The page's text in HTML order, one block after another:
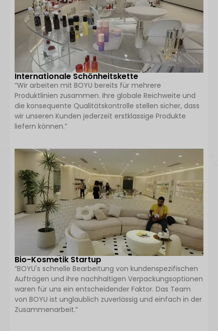
Internationale Schönheitskette
“Wir arbeiten mit BOYU bereits für mehrere
Produktlinien zusammen. Ihre globale Reichweite und
die konsequente Qualitätskontrolle stellen sicher, dass
wir unseren Kunden jederzeit erstklassige Produkte
liefern können.”
Bio-Kosmetik Startup
“BOYU's schnelle Bearbeitung von kundenspezifischen
Aufträgen und ihre nachhaltigen Verpackungsoptionen
waren für uns ein entscheidender Faktor. Das Team
von BOYU ist unglaublich zuverlässig und einfach in der
Zusammenarbeit.”